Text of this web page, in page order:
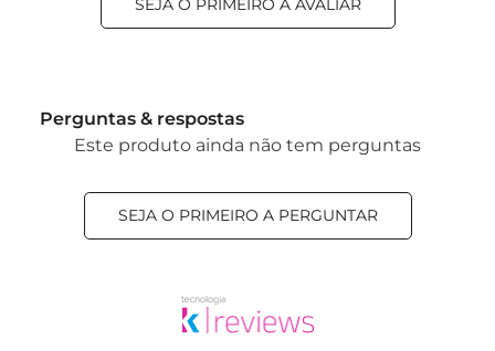
SEJA O PRIMEIRO A AVALIAR
Perguntas & respostas
Este produto ainda não tem perguntas
SEJA O PRIMEIRO A PERGUNTAR